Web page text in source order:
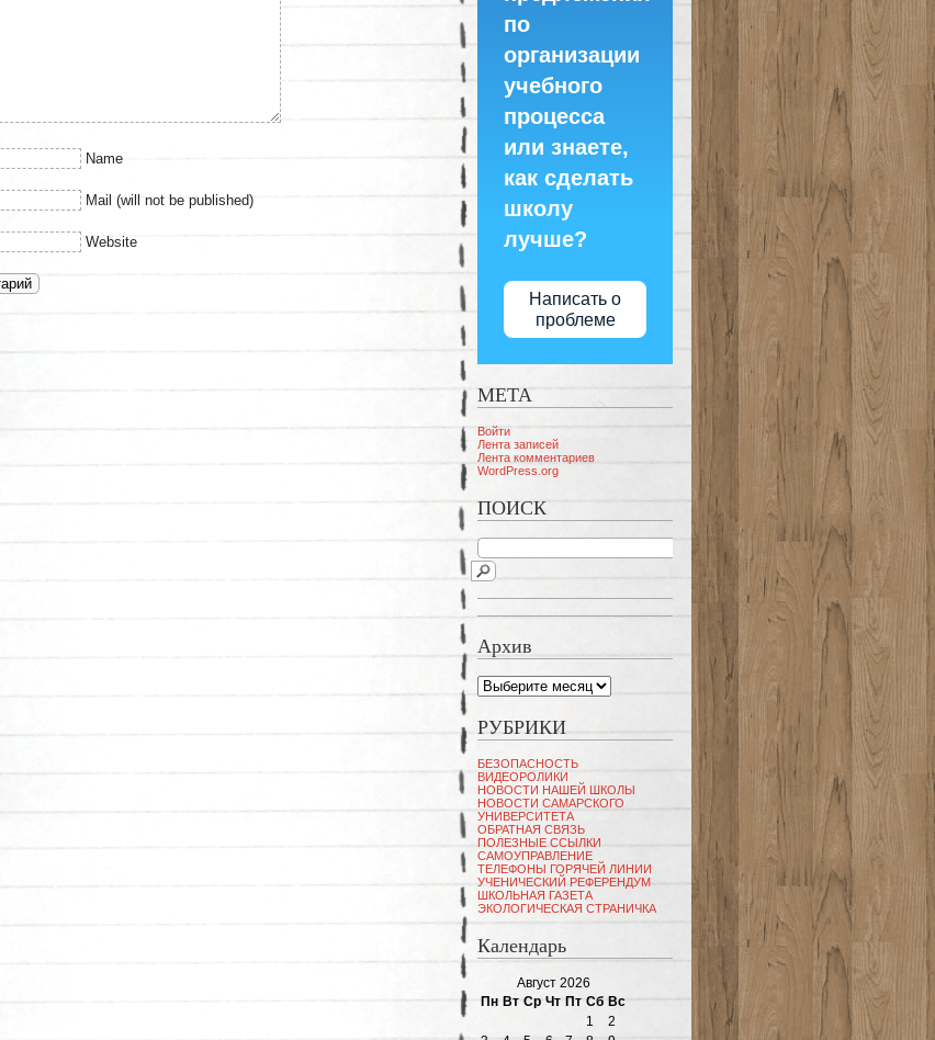
Name
Mail (will not be published)
Website
по
организации
учебного
процесса
или знаете,
как сделать
школу
лучше?
Написать о
проблеме
МЕТА
Войти
Лента записей
Лента комментариев
WordPress.org
ПОИСК
Архив
Архив
РУБРИКИ
БЕЗОПАСНОСТЬ
ВИДЕОРОЛИКИ
НОВОСТИ НАШЕЙ ШКОЛЫ
НОВОСТИ САМАРСКОГО
УНИВЕРСИТЕТА
ОБРАТНАЯ СВЯЗЬ
ПОЛЕЗНЫЕ ССЫЛКИ
САМОУПРАВЛЕНИЕ
ТЕЛЕФОНЫ ГОРЯЧЕЙ ЛИНИИ
УЧЕНИЧЕСКИЙ РЕФЕРЕНДУМ
ШКОЛЬНАЯ ГАЗЕТА
ЭКОЛОГИЧЕСКАЯ СТРАНИЧКА
Календарь
Август 2026
Пн Вт Ср Чт Пт Сб Вс
1
2